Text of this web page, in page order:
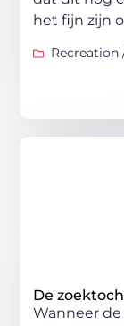
het fijn zijn
Recreation
De
Wanneer